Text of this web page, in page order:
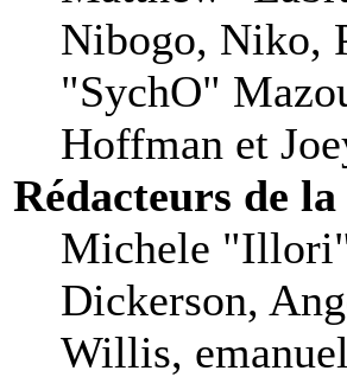
Nibogo, Niko,
"SychO"
Hoffman et
Rédacteurs de
Michele
Dickerson,
Willis,